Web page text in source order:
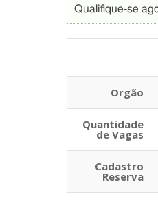
Qualifique-se
Orgão
Quantidade
de Vagas
Cadastro
Reserva